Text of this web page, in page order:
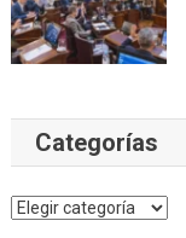
Categorías
Categorías